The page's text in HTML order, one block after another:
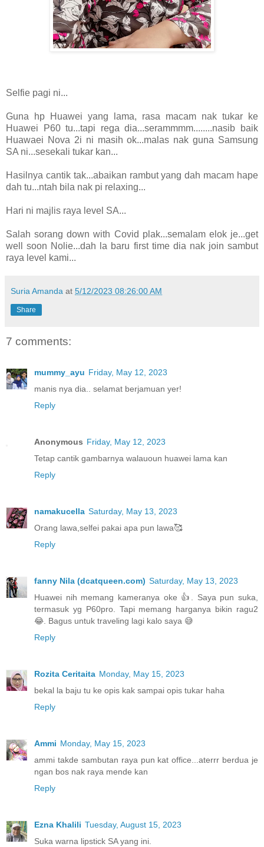
Selfie pagi ni...
Guna hp Huawei yang lama, rasa macam nak tukar ke
Huawei P60 tu...tapi rega dia...serammmm........nasib baik
Huawaei Nova 2i ni masih ok...malas nak guna Samsung
SA ni...sesekali tukar kan...
Hasilnya cantik tak...abaikan rambut yang dah macam hape
dah tu...ntah bila nak pi relaxing...
Hari ni majlis raya level SA...
Salah sorang down with Covid plak...semalam elok je...get
well soon Nolie...dah la baru first time dia nak join sambut
raya level kami...
Suria Amanda at 5/12/2023 08:26:00 AM
Share
7 comments:
mummy_ayu Friday, May 12, 2023
manis nya dia.. selamat berjamuan yer!
Reply
Anonymous Friday, May 12, 2023
Tetap cantik gambarnya walauoun huawei lama kan
Reply
namakucella Saturday, May 13, 2023
Orang lawa,selfei pakai apa pun lawa🥰
Reply
fanny Nila (dcatqueen.com) Saturday, May 13, 2023
Huawei nih memang kameranya oke 👍. Saya pun suka,
termasuk yg P60pro. Tapi memang harganya bikin ragu2
😂. Bagus untuk traveling lagi kalo saya 😅
Reply
Rozita Ceritaita Monday, May 15, 2023
bekal la baju tu ke opis kak sampai opis tukar haha
Reply
Ammi Monday, May 15, 2023
ammi takde sambutan raya pun kat office...aterrr berdua je
ngan bos nak raya mende kan
Reply
Ezna Khalili Tuesday, August 15, 2023
Suka warna lipstick SA yang ini.